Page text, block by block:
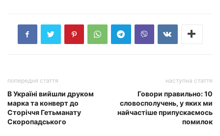
попередня стаття
В Україні вийшли друком
марка та конверт до
Сторіччя Гетьманату
Скоропадського
наступна стаття
Говори правильно: 10
словосполучень, у яких ми
найчастіше припускаємось
помилок